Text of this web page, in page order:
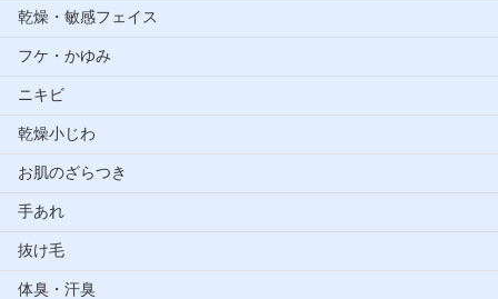
乾燥・敏感フェイス
フケ・かゆみ
ニキビ
乾燥小じわ
お肌のざらつき
手あれ
抜け毛
体臭・汗臭